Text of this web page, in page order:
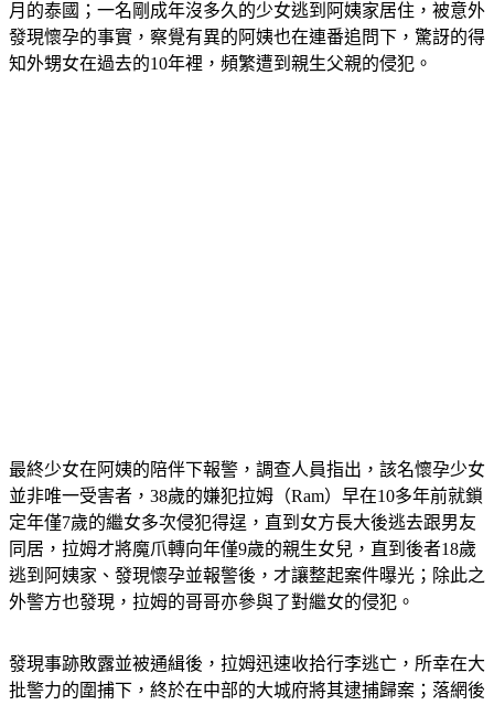
月的泰國；一名剛成年沒多久的少女逃到阿姨家居住，被意外
發現懷孕的事實，察覺有異的阿姨也在連番追問下，驚訝的得
知外甥女在過去的10年裡，頻繁遭到親生父親的侵犯。
最終少女在阿姨的陪伴下報警，調查人員指出，該名懷孕少女
並非唯一受害者，38歲的嫌犯拉姆（Ram）早在10多年前就鎖
定年僅7歲的繼女多次侵犯得逞，直到女方長大後逃去跟男友
同居，拉姆才將魔爪轉向年僅9歲的親生女兒，直到後者18歲
逃到阿姨家、發現懷孕並報警後，才讓整起案件曝光；除此之
外警方也發現，拉姆的哥哥亦參與了對繼女的侵犯。
發現事跡敗露並被通緝後，拉姆迅速收拾行李逃亡，所幸在大
批警力的圍捕下，終於在中部的大城府將其逮捕歸案；落網後